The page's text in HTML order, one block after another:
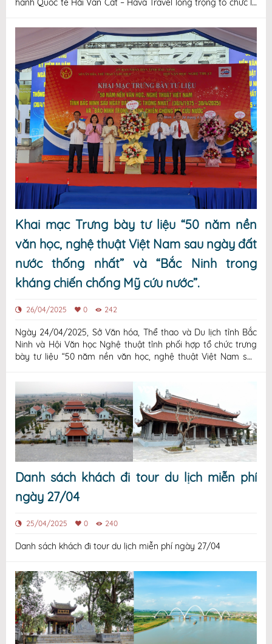
hành Quốc tế Hải Vân Cát – Hava Travel long trọng tổ chức lễ
Than, Phường Đại Phúc, TP. Bắc Ninh. Sự kiện đánh dấu bước
tiến quan
Khai mạc Trưng bày tư liệu “50 năm nền
văn học, nghệ thuật Việt Nam sau ngày đất
nước thống nhất” và “Bắc Ninh trong
kháng chiến chống Mỹ cứu nước”.
26/04/2025 0 242
Ngày 24/04/2025, Sở Văn hóa, Thể thao và Du lịch tỉnh Bắc
Ninh và Hội Văn học Nghệ thuật tỉnh phối hợp tổ chức trưng
bày tư liệu “50 năm nền văn học, nghệ thuật Việt Nam sau
Danh sách khách đi tour du lịch miễn phí
ngày 27/04
25/04/2025 0 240
Danh sách khách đi tour du lịch miễn phí ngày 27/04